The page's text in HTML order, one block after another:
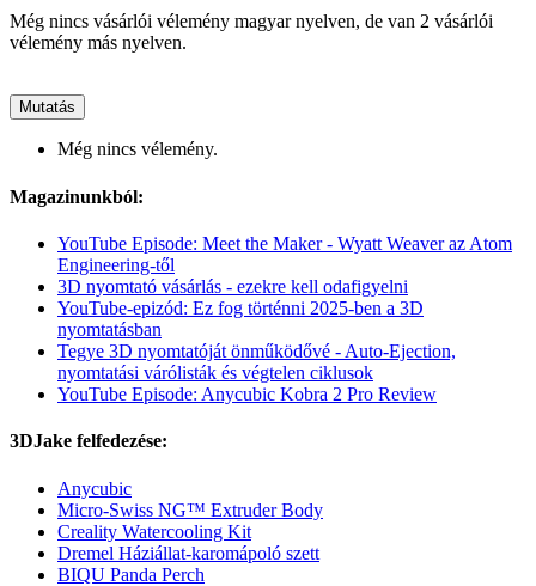
Még nincs vásárlói vélemény magyar nyelven, de van 2 vásárlói
vélemény más nyelven.
Mutatás
Még nincs vélemény.
Magazinunkból:
YouTube Episode: Meet the Maker - Wyatt Weaver az Atom
Engineering-től
3D nyomtató vásárlás - ezekre kell odafigyelni
YouTube-epizód: Ez fog történni 2025-ben a 3D
nyomtatásban
Tegye 3D nyomtatóját önműködővé - Auto-Ejection,
nyomtatási várólisták és végtelen ciklusok
YouTube Episode: Anycubic Kobra 2 Pro Review
3DJake felfedezése:
Anycubic
Micro-Swiss NG™ Extruder Body
Creality Watercooling Kit
Dremel Háziállat-karomápoló szett
BIQU Panda Perch